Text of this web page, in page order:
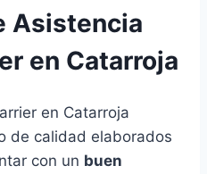
Asistencia
en Catarroja
de calidad elaborados
con un buen